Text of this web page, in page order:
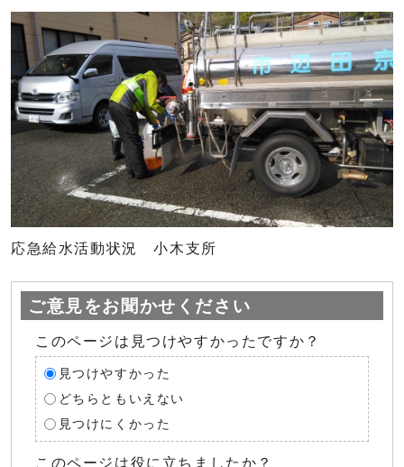
応急給水活動状況 小木支所
ご意見をお聞かせください
このページは見つけやすかったですか？
見つけやすかった
どちらともいえない
見つけにくかった
このページは役に立ちましたか？